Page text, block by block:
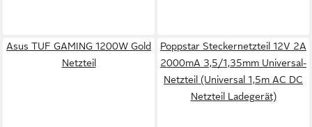
Asus TUF GAMING 1200W Gold
Netzteil
Poppstar Steckernetzteil 12V 2A
2000mA 3,5/1,35mm Universal-
Netzteil (Universal 1,5m AC DC
Netzteil Ladegerät)